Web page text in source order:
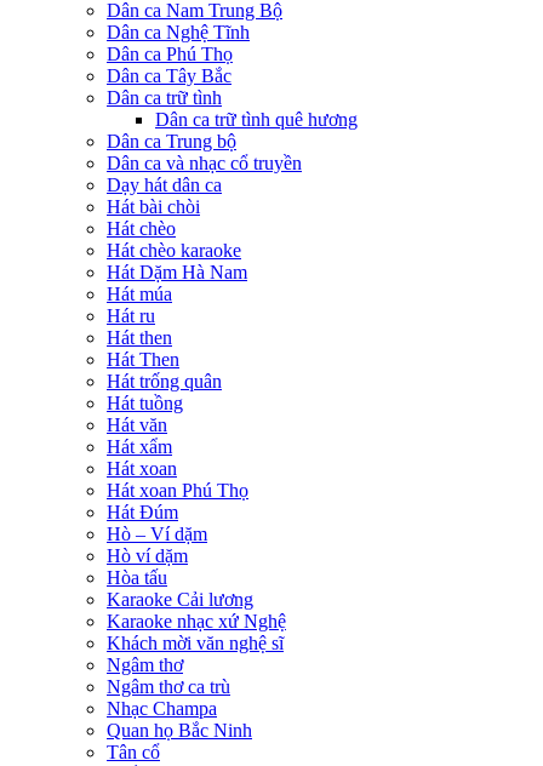
Dân ca Nam Trung Bộ
Dân ca Nghệ Tĩnh
Dân ca Phú Thọ
Dân ca Tây Bắc
Dân ca trữ tình
Dân ca trữ tình quê hương
Dân ca Trung bộ
Dân ca và nhạc cổ truyền
Dạy hát dân ca
Hát bài chòi
Hát chèo
Hát chèo karaoke
Hát Dặm Hà Nam
Hát múa
Hát ru
Hát then
Hát Then
Hát trống quân
Hát tuồng
Hát văn
Hát xẩm
Hát xoan
Hát xoan Phú Thọ
Hát Đúm
Hò – Ví dặm
Hò ví dặm
Hòa tấu
Karaoke Cải lương
Karaoke nhạc xứ Nghệ
Khách mời văn nghệ sĩ
Ngâm thơ
Ngâm thơ ca trù
Nhạc Champa
Quan họ Bắc Ninh
Tân cổ